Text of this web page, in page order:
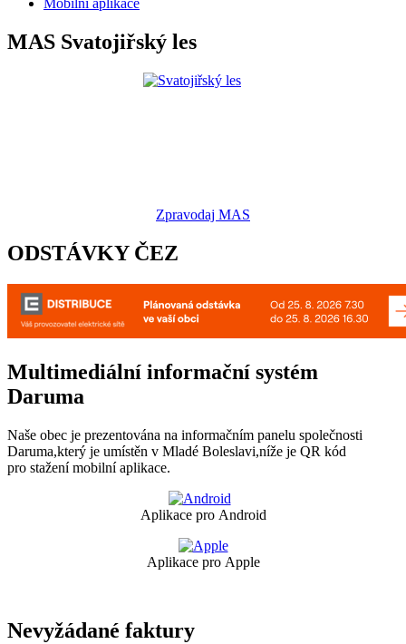
Mobilní aplikace
MAS Svatojiřský les
Zpravodaj MAS
ODSTÁVKY ČEZ
Multimediální informační systém
Daruma
Naše obec je prezentována na informačním panelu společnosti
Daruma,který je umístěn v Mladé Boleslavi,níže je QR kód
pro stažení mobilní aplikace.
Aplikace pro Android
Aplikace pro Apple
Nevyžádané faktury